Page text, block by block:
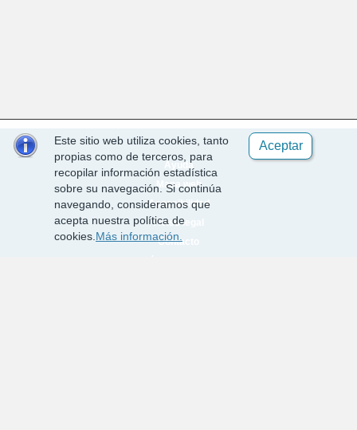
Aceptar
Este sitio web utiliza cookies, tanto
propias como de terceros, para
recopilar información estadística
sobre su navegación. Si continúa
navegando, consideramos que
acepta nuestra política de
cookies. Más información.
Ayuda
Mapa web
Accesibilidad
Aviso legal
Contacto